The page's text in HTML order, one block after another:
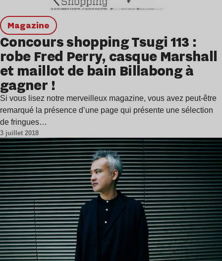
magazine
Concours shopping Tsugi 113 :
robe Fred Perry, casque Marshall
et maillot de bain Billabong à
gagner !
Si vous lisez notre merveilleux magazine, vous avez peut-être
remarqué la présence d’une page qui présente une sélection
de fringues…
3 juillet 2018